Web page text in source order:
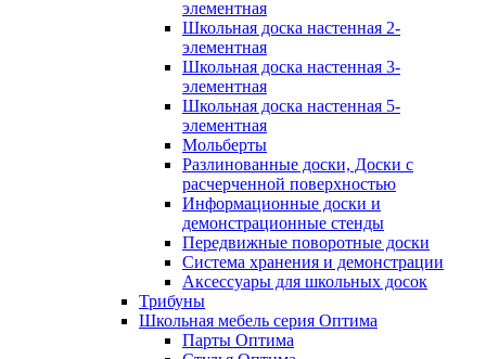
элементная
Школьная доска настенная 2-
элементная
Школьная доска настенная 3-
элементная
Школьная доска настенная 5-
элементная
Мольберты
Разлинованные доски, Доски с
расчерченной поверхностью
Информационные доски и
демонстрационные стенды
Передвижные поворотные доски
Система хранения и демонстрации
Аксессуары для школьных досок
Трибуны
Школьная мебель серия Оптима
Парты Оптима